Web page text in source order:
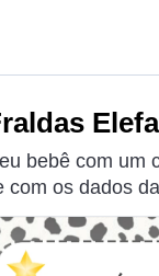
bebê com um
com os dados